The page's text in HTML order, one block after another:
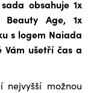
obsahuje 1x
Beauty Age, 1x
s logem Naiada
ušetří čas a
nejvyšší možnou